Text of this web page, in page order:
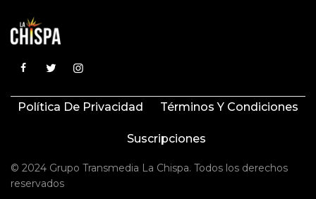
Política De Privacidad Términos Y Condiciones
Suscripciones
© 2024 Grupo Transmedia La Chispa. Todos los derechos
reservados